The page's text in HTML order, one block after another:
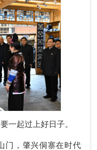
起过上好日子。
，肇兴侗寨在时代